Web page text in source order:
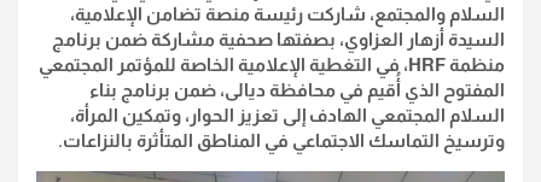
السلام والمجتمع، شاركت رئيسة منصة تضامن الإعلامية،
السيدة أزهار العزاوي، بصفتها صحفية مشاركة ضمن برنامج
منظمة HRF، في التغطية الإعلامية الخاصة للمؤتمر المجتمعي
المفتوح الذي أُقيم في محافظة ديالى، ضمن برنامج بناء
السلام المجتمعي الهادف إلى تعزيز الحوار، وتمكين المرأة،
وترسيخ التماسك الاجتماعي في المناطق المتأثرة بالنزاعات.